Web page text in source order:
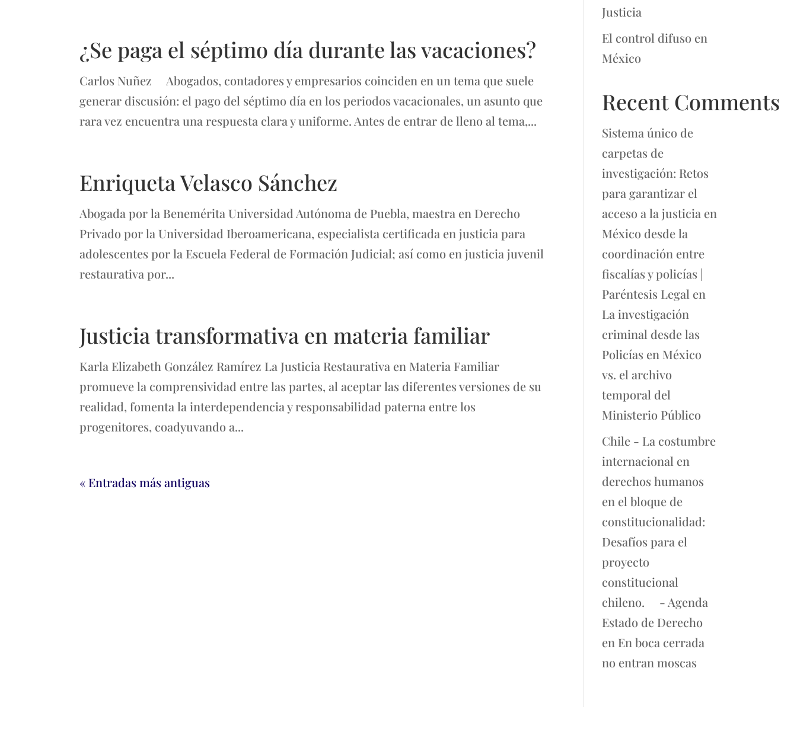
¿Se paga el séptimo día durante las vacaciones?
Carlos Nuñez Abogados, contadores y empresarios coinciden en un tema que suele
generar discusión: el pago del séptimo día en los periodos vacacionales, un asunto que
rara vez encuentra una respuesta clara y uniforme. Antes de entrar de lleno al tema,...
Enriqueta Velasco Sánchez
Abogada por la Benemérita Universidad Autónoma de Puebla, maestra en Derecho
Privado por la Universidad Iberoamericana, especialista certificada en justicia para
adolescentes por la Escuela Federal de Formación Judicial; así como en justicia juvenil
restaurativa por...
Justicia transformativa en materia familiar
Karla Elizabeth González Ramírez La Justicia Restaurativa en Materia Familiar
promueve la comprensividad entre las partes, al aceptar las diferentes versiones de su
realidad, fomenta la interdependencia y responsabilidad paterna entre los
progenitores, coadyuvando a...
« Entradas más antiguas
Justicia
El control difuso en
México
Recent Comments
Sistema único de
carpetas de
investigación: Retos
para garantizar el
acceso a la justicia en
México desde la
coordinación entre
fiscalías y policías |
Paréntesis Legal en
La investigación
criminal desde las
Policías en México
vs. el archivo
temporal del
Ministerio Público
Chile - La costumbre
internacional en
derechos humanos
en el bloque de
constitucionalidad:
Desafíos para el
proyecto
constitucional
chileno. - Agenda
Estado de Derecho
en En boca cerrada
no entran moscas